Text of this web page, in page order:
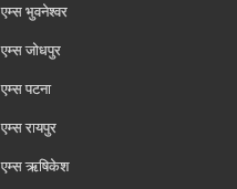
एम्‍स भुवनेश्वर
एम्‍स जोधपुर
एम्‍स पटना
एम्‍स रायपुर
एम्‍स ऋषिकेश